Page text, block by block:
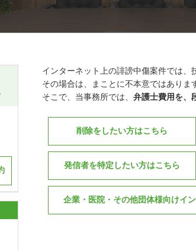
インターネット上の誹謗中傷案件では、
その場合は、まことに不本意ではありま
そこで、当事務所では、 弁護士費用を、
削除をしたい方はこちら
発信者を特定したい方はこちら
企業・医院・その他団体様向けイ